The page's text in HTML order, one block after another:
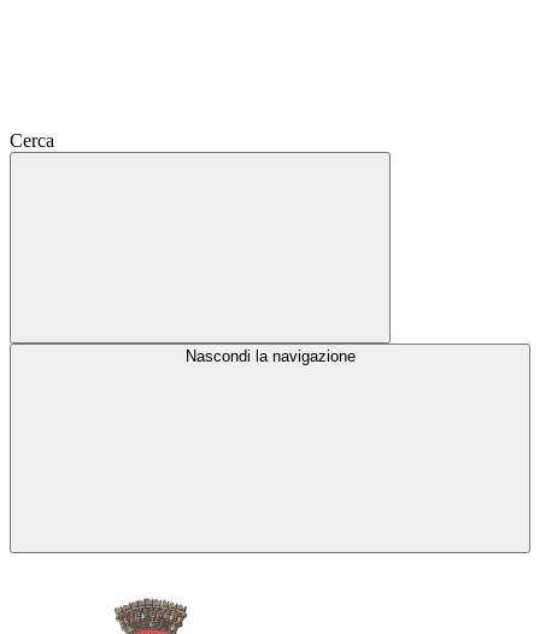
Cerca
Nascondi la navigazione